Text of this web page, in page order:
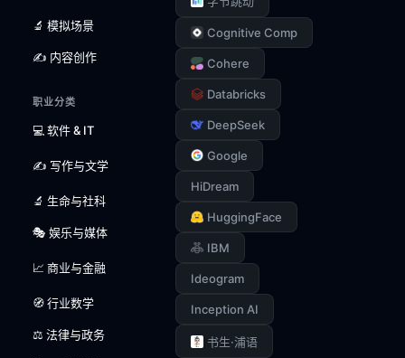
🔬 模拟场景
✍️ 内容创作
职业分类
💻 软件 & IT
✍️ 写作与文学
🔬 生命与社科
🎭 娱乐与媒体
📈 商业与金融
🧭 行业数学
⚖️ 法律与政务
Cognitive Comp
Cohere
Databricks
DeepSeek
Google
HiDream
HuggingFace
IBM
Ideogram
Inception AI
书生·浦语